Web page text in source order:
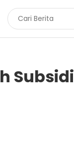
Subsidi